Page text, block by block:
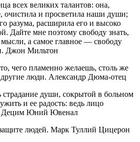
всех великих талантов: она,
и просветила наши души;
разума, расширила его и высоко
Дайте мне поэтому свободу знать,
а самое главное — свободу
Джон Мильтон
чего пламенно желаешь, столь же
люди. Александр Дюма-отец
души, сокрытой в больном
и ее радость: ведь лицо
Децим Юний Ювенал
людей. Марк Туллий Цицерон